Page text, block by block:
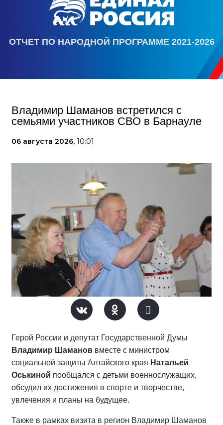
ОТЧЕТ ПО НАРОДНОЙ ПРОГРАММЕ 2021-2026
Владимир Шаманов встретился с
семьями участников СВО в Барнауле
06 августа 2026, 10:01
Герой России и депутат Государственной Думы
Владимир Шаманов вместе с министром
социальной защиты Алтайского края Натальей
Оськиной пообщался с детьми военнослужащих,
обсудил их достижения в спорте и творчестве,
увлечения и планы на будущее.
Также в рамках визита в регион Владимир Шаманов